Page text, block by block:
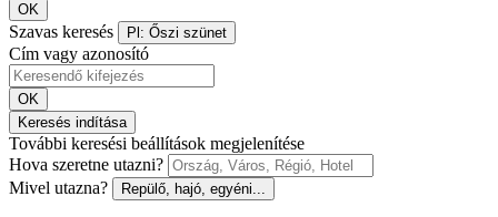
OK
Szavas keresés Pl: Őszi szünet
Cím vagy azonosító
OK
Keresés indítása
További keresési beállítások megjelenítése
Hova szeretne utazni?
Mivel utazna?
Repülő, hajó, egyéni...